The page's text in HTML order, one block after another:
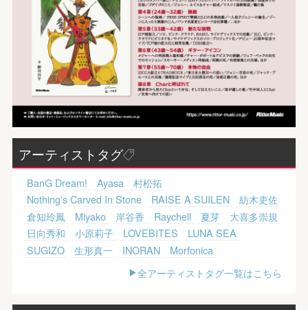
アーティストタグ
BanG Dream! Ayasa
村松拓
Nothing's Carved In Stone
RAISE A SUILEN
紡木吏佐
倉知玲鳳
Miyako 岸谷香 Raychell 夏芽
大喜多崇規
日向秀和
小原莉子 LOVEBITES
LUNA SEA
SUGIZO
生形真一 INORAN
Morfonica
全アーティストタグ一覧はこちら